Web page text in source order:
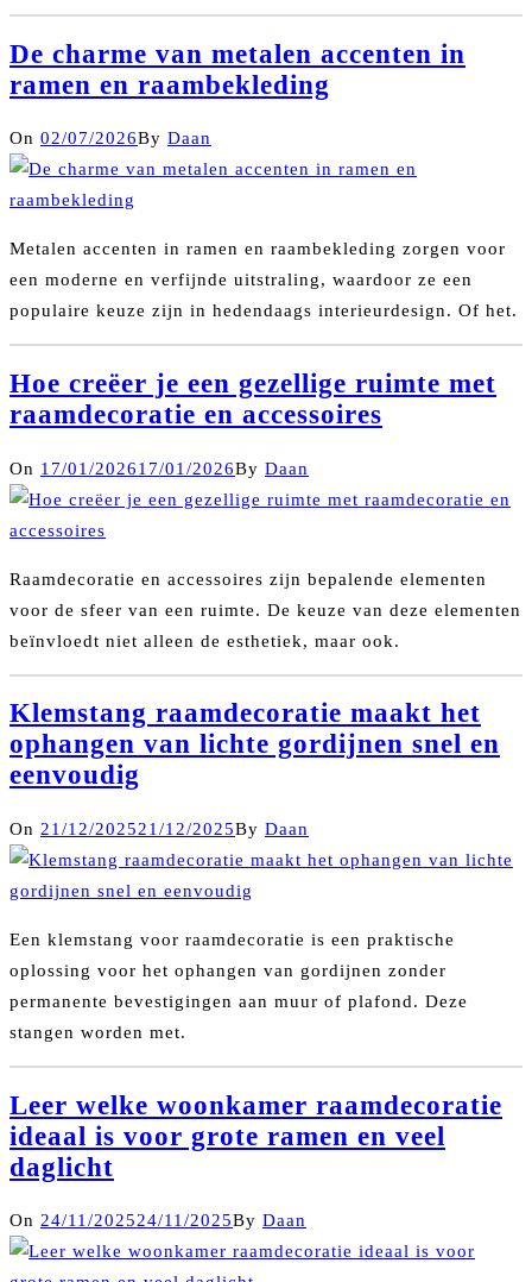
De charme van metalen accenten in
ramen en raambekleding
On 02/07/2026By Daan
Metalen accenten in ramen en raambekleding zorgen voor
een moderne en verfijnde uitstraling, waardoor ze een
populaire keuze zijn in hedendaags interieurdesign. Of het.
Hoe creëer je een gezellige ruimte met
raamdecoratie en accessoires
On 17/01/202617/01/2026By Daan
Raamdecoratie en accessoires zijn bepalende elementen
voor de sfeer van een ruimte. De keuze van deze elementen
beïnvloedt niet alleen de esthetiek, maar ook.
Klemstang raamdecoratie maakt het
ophangen van lichte gordijnen snel en
eenvoudig
On 21/12/202521/12/2025By Daan
Een klemstang voor raamdecoratie is een praktische
oplossing voor het ophangen van gordijnen zonder
permanente bevestigingen aan muur of plafond. Deze
stangen worden met.
Leer welke woonkamer raamdecoratie
ideaal is voor grote ramen en veel
daglicht
On 24/11/202524/11/2025By Daan